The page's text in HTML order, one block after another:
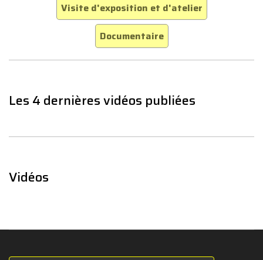
Visite d'exposition et d'atelier
Documentaire
Les 4 dernières vidéos publiées
Vidéos